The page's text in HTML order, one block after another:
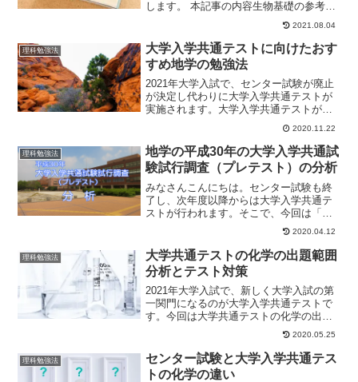
します。 本記事の内容生物基礎の参考
書・問題集の選び方 生物基礎のおすすめ
の参考書や問題集 参考書や問題集の使っ
た勉強法 生物を勉強するときの注意点ぜ
ひ、参考にして下さ...
2021.08.04
理科勉強法
大学入学共通テストに向けたおす
すめ地学の勉強法
2021年大学入試で、センター試験が廃止
が決定し代わりに大学入学共通テストが
実施されます。大学入学共通テストが実
施される際、現在行われているセンター
試験との違いに不安を覚えている人も少
なくないのが現状です。特に、理系科目
で現在最も選択者が少...
2020.11.22
理科勉強法
地学の平成30年の大学入学共通試
験試行調査（プレテスト）の分析
みなさんこんにちは。センター試験も終
了し、次年度以降からは大学入学共通テ
ストが行われます。そこで、今回は「平
成30年大学入試共通テスト試行調査（プ
レテスト）」の地学を分析します。実際
に、プレテストで地学がどのような問題
が出題されたか見ていき...
2020.04.12
理科勉強法
大学共通テストの化学の出題範囲
分析とテスト対策
2021年大学入試で、新しく大学入試の第
一関門になるのが大学入学共通テストで
す。今回は大学共通テストの化学の出題
範囲の分析とテスト対策について述べて
いきます。大学入学共通テストになった
ことでセンター試験よりも理科の場合は
全て難化する傾向が顕...
2020.05.25
理科勉強法
センター試験と大学入学共通テス
トの化学の違い